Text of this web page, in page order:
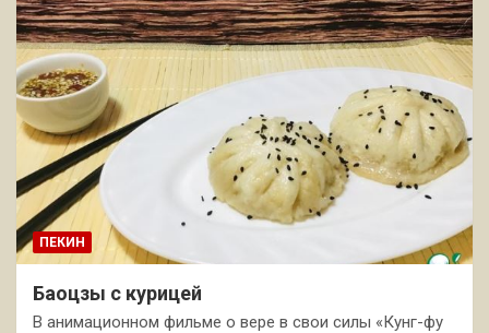
ПЕКИН
Баоцзы с курицей
В анимационном фильме о вере в свои силы «Кунг-фу